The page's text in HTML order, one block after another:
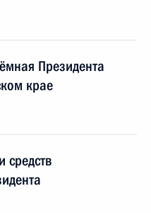
Президента
крае
средств